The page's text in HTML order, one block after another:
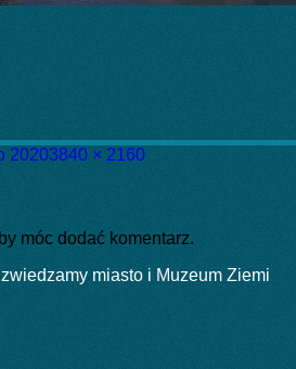
2020Pełny
3840 × 2160
móc dodać komentarz.
miasto i Muzeum Ziemi